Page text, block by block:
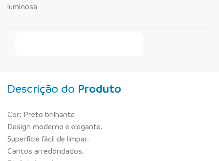
luminosa
Descrição do Produto
Cor: Preto brilhante
Design moderno e elegante.
Superfície fácil de limpar.
Cantos arredondados.